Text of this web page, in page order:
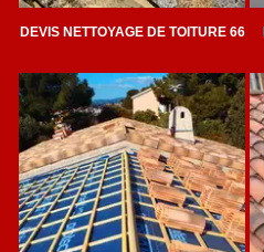
DEVIS NETTOYAGE DE TOITURE 66